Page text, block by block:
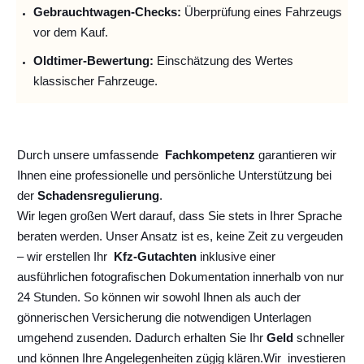
Gebrauchtwagen-Checks: Überprüfung eines Fahrzeugs
vor dem Kauf.
Oldtimer-Bewertung: Einschätzung des Wertes
klassischer Fahrzeuge.
Durch unsere umfassende Fachkompetenz garantieren wir
Ihnen eine professionelle und persönliche Unterstützung bei
der Schadensregulierung.
Wir legen großen Wert darauf, dass Sie stets in Ihrer Sprache
beraten werden. Unser Ansatz ist es, keine Zeit zu vergeuden
– wir erstellen Ihr Kfz-Gutachten inklusive einer
ausführlichen fotografischen Dokumentation innerhalb von nur
24 Stunden. So können wir sowohl Ihnen als auch der
gönnerischen Versicherung die notwendigen Unterlagen
umgehend zusenden. Dadurch erhalten Sie Ihr Geld schneller
und können Ihre Angelegenheiten zügig klären.Wir investieren